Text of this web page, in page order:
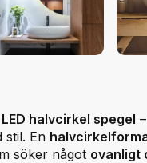
LED halvcirkel spegel
stil. En
söker något ovanligt